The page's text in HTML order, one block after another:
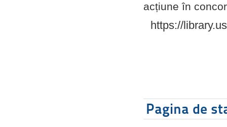
acțiune în
https://
Pagina de